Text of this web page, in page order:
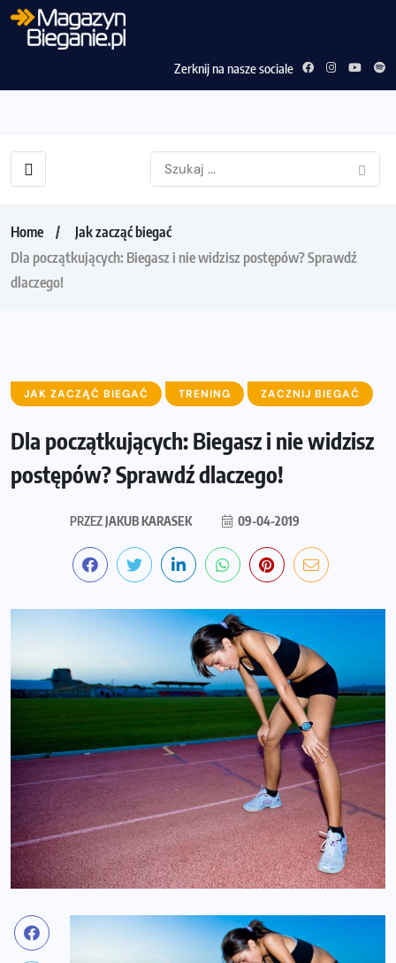
Zerknij na nasze sociale
Home
Jak zacząć biegać
Dla początkujących: Biegasz i nie widzisz postępów? Sprawdź
dlaczego!
JAK ZACZĄĆ BIEGAĆ TRENING ZACZNIJ BIEGAĆ
Dla początkujących: Biegasz i nie widzisz
postępów? Sprawdź dlaczego!
PRZEZJAKUB KARASEK 09-04-2019